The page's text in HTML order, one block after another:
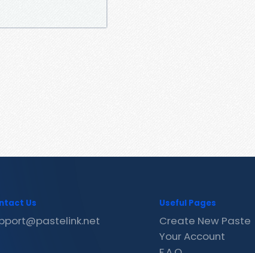
Us Useful Pages
Create New Paste
Your Account